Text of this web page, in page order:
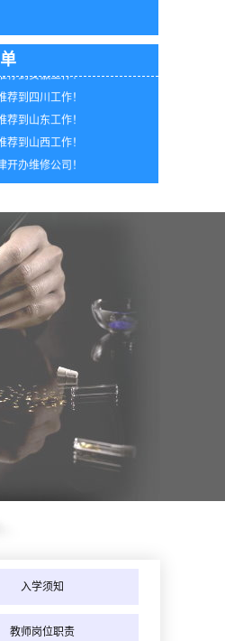
【家电维修实战班】
【全能家电维修班】
【家电维修实战班】
【家电清洗实战班】
【全能家电维修班】
【全能家电维修班】
【全能家电维修班】
【空调制冷维修班】
【全能家电维修班】
【家电维修实战班】
【全能家电维修班】
开办维修公司！
荐到安徽工作！
荐到四川工作！
荐到山东工作！
荐到山西工作！
开办维修公司！
入学须知
教师岗位职责